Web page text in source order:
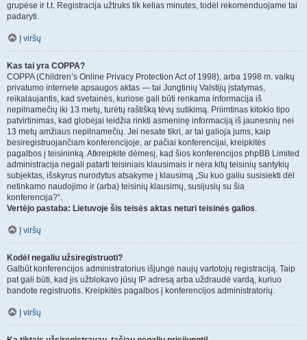
grupėse ir t.t. Registracija užtruks tik kelias minutes, todėl rekomenduojame tai
padaryti.
Į viršų
Kas tai yra COPPA?
COPPA (Children’s Online Privacy Protection Act of 1998), arba 1998 m. vaikų
privatumo internete apsaugos aktas — tai Jungtinių Valstijų įstatymas,
reikalaujantis, kad svetainės, kuriose gali būti renkama informacija iš
nepilnamečių iki 13 metų, turėtų raštišką tėvų sutikimą. Priimtinas kitokio tipo
patvirtinimas, kad globėjai leidžia rinkti asmeninę informaciją iš jaunesnių nei
13 metų amžiaus nepilnamečių. Jei nesate tikri, ar tai galioja jums, kaip
besiregistruojančiam konferencijoje, ar pačiai konferencijai, kreipkitės
pagalbos į teisininką. Atkreipkite dėmesį, kad šios konferencijos phpBB Limited
administracija negali patarti teisiniais klausimais ir nėra kitų teisinių santykių
subjektas, išskyrus nurodytus atsakyme į klausimą „Su kuo galiu susisiekti dėl
netinkamo naudojimo ir (arba) teisinių klausimų, susijusių su šia
konferencija?“.
Vertėjo pastaba: Lietuvoje šis teisės aktas neturi teisinės galios.
Į viršų
Kodėl negaliu užsiregistruoti?
Galbūt konferencijos administratorius išjungė naujų vartotojų registraciją. Taip
pat gali būti, kad jis užblokavo jūsų IP adresą arba uždraudė vardą, kuriuo
bandote registruotis. Kreipkitės pagalbos į konferencijos administratorių.
Į viršų